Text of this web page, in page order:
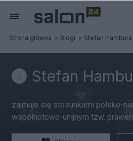
Strona główna Blogi Stefan Hambura
Stefan
zajmuje się stosunkami polsko-
wspólnotowo-unijnym tzw.